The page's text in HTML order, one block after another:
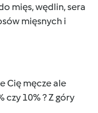
mięs, wędlin, sera
mięsnych i
Cię męcze ale
czy 10% ? Z góry